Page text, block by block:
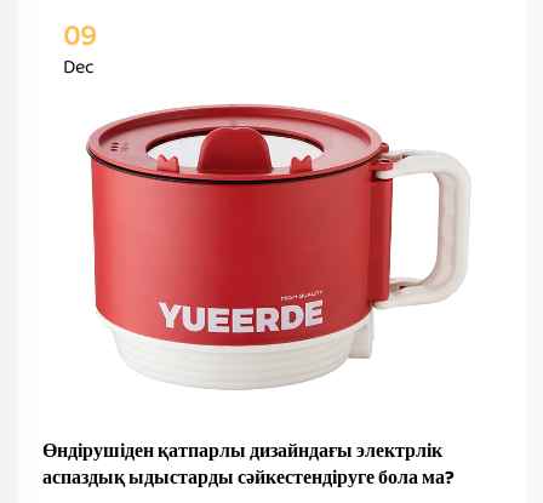
09
Dec
Өндірушіден қатпарлы дизайндағы электрлік
аспаздық ыдыстарды сәйкестендіруге бола ма?